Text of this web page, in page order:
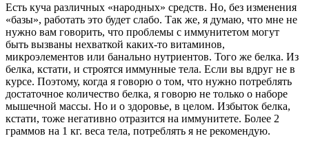
Есть куча различных «народных» средств. Но, без изменения
«базы», работать это будет слабо. Так же, я думаю, что мне не
нужно вам говорить, что проблемы с иммунитетом могут
быть вызваны нехваткой каких-то витаминов,
микроэлементов или банально нутриентов. Того же белка. Из
белка, кстати, и строятся иммунные тела. Если вы вдруг не в
курсе. Поэтому, когда я говорю о том, что нужно потреблять
достаточное количество белка, я говорю не только о наборе
мышечной массы. Но и о здоровье, в целом. Избыток белка,
кстати, тоже негативно отразится на иммунитете. Более 2
граммов на 1 кг. веса тела, потреблять я не рекомендую.